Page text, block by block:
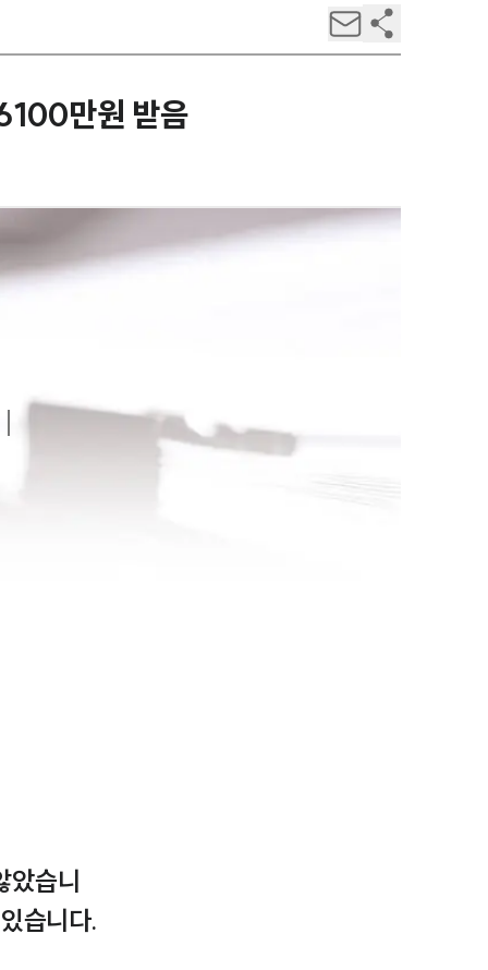
만원 받음
았습니
습니다.